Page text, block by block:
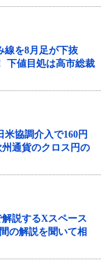
線を8月足が下抜
下値目処は高市総裁
米協調介入で160円
通貨のクロス円の
説するXスペース
の解説を聞いて相